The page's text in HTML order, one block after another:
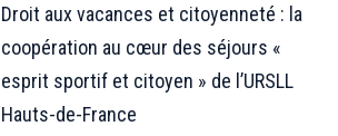
Droit aux vacances et citoyenneté : la
coopération au cœur des séjours «
esprit sportif et citoyen » de l’URSLL
Hauts-de-France